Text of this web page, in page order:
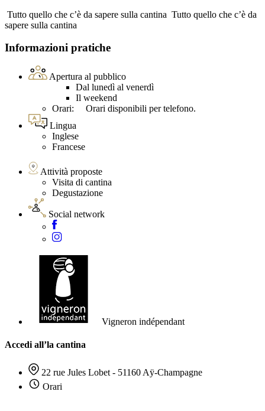
Tutto quello che c’è da sapere sulla cantina Tutto quello che c’è da
sapere sulla cantina
Informazioni pratiche
Apertura al pubblico
Dal lunedì al venerdì
Il weekend
Orari: Orari disponibili per telefono.
Lingua
Inglese
Francese
Attività proposte
Visita di cantina
Degustazione
Social network
Vigneron indépendant
Accedi all’la cantina
22 rue Jules Lobet - 51160 Aÿ-Champagne
Orari